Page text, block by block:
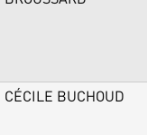
CÉCILE BUCHOUD